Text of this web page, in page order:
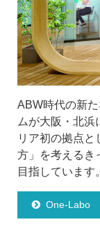
ABW時代の新
ムが大阪・北浜
リア初の拠点と
方」を考えるき
目指しています。
One-Labo